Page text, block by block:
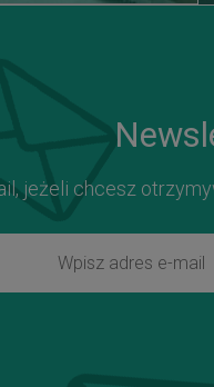
jeżeli chcesz